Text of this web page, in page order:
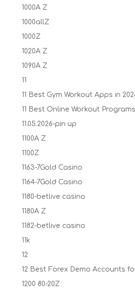
1000A Z
1000allZ
1000Z
1020A Z
1090A Z
11
11 Best Gym Workout Apps in
11 Best Online Workout
11.05.2026-pin up
1100A Z
1100Z
1163-7Gold Casino
1164-7Gold Casino
1180-betlive casino
1180A Z
1182-betlive casino
11k
12
12 Best Forex Demo Accounts
1200 80-20Z